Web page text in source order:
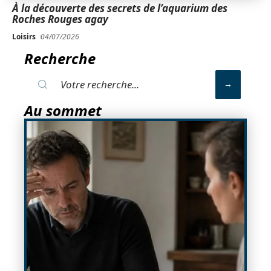
À la découverte des secrets de l’aquarium des
Roches Rouges agay
Loisirs 04/07/2026
Recherche
Au sommet